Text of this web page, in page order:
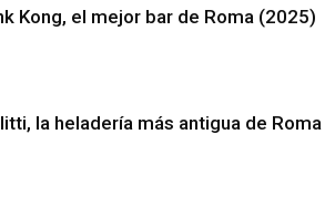
Kong, el mejor bar de Roma (2025)
la heladería más antigua de Roma